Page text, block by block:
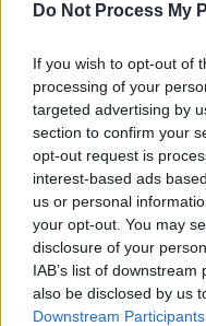
Do Not Process My
If you wish to opt-out of
processing of your
targeted advertising by
section to confirm your
opt-out request is
interest-based ads
us or personal
your opt-out. You may
disclosure of your
IAB’s list of
also be disclosed by us
Downstream Participants
τους επόμενους 6
διασκεδάζει,
ξανά και ξανά να
στην πράξη,
τη φορά.
Σημείωμα
Μπήκαμε στην
η οικογένεια
καταγραφεί αυτή